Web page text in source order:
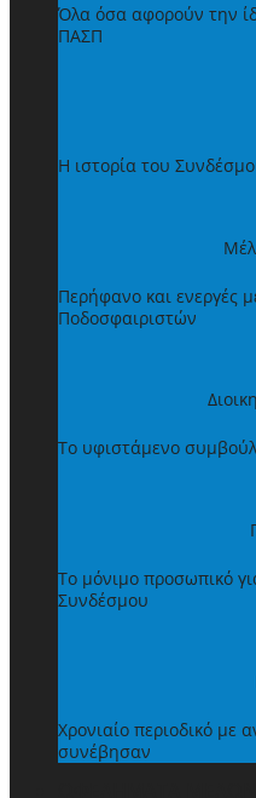
Όλα όσα αφορούν την
ΠΑΣΠ
Η ιστορία του
Περήφανο και ενεργές
Ποδοσφαιριστών
Το υφιστάμενο
Το μόνιμο προσωπικό
Συνδέσμου
Χρονιαίο περιοδικό με
συνέβησαν